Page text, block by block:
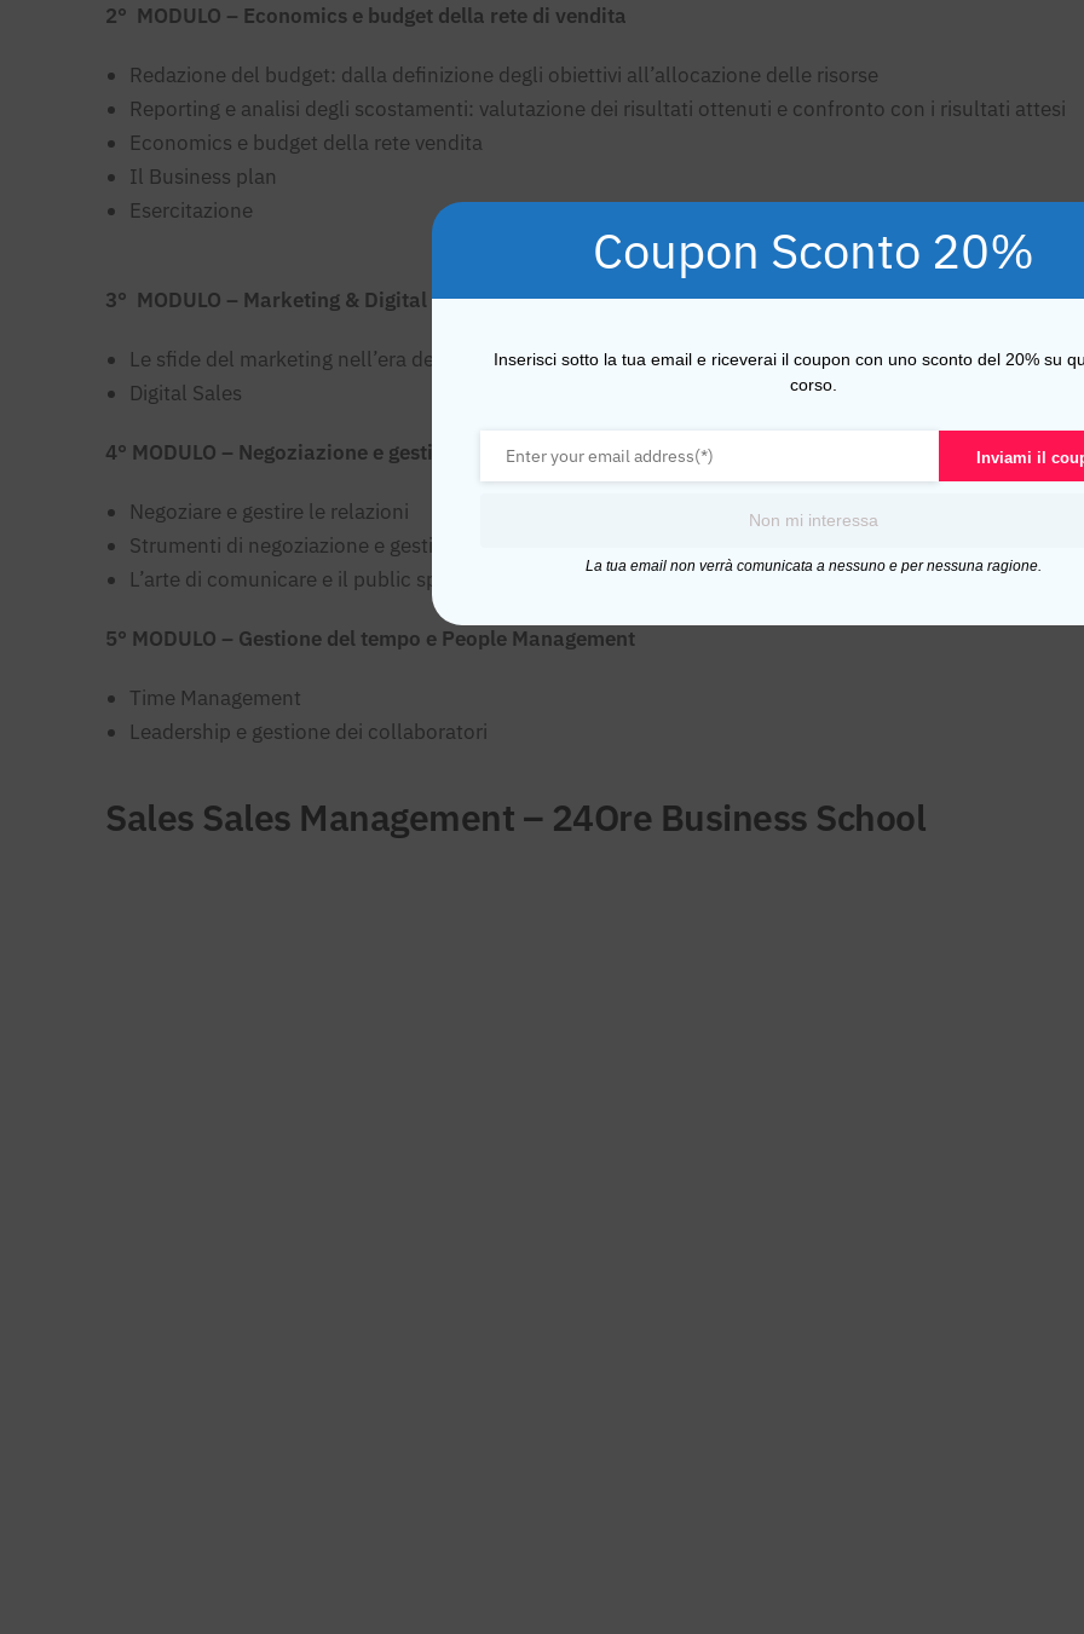
2° MODULO – Economics e budget della rete di vendita
Redazione del budget: dalla definizione degli obiettivi all’allocazione delle risorse
Reporting e analisi degli scostamenti: valutazione dei risultati ottenuti e confronto con i risultati attesi
Economics e budget della rete vendita
Il Business plan
Esercitazione
3° MODULO – Marketing & Digital Sales
Le sfide del marketing nell’era della trasformazione digitale
Digital Sales
4° MODULO – Negoziazione e gestione della relazione
Negoziare e gestire le relazioni
Strumenti di negoziazione e gestione della relazione
L’arte di comunicare e il public speaking
5° MODULO – Gestione del tempo e People Management
Time Management
Leadership e gestione dei collaboratori
Sales Sales Management – 24Ore Business School
Coupon Sconto 20%
Inserisci sotto la tua email e riceverai il coupon con uno sconto del 20% su
corso.
Inviami il
Non mi interessa
La tua email non verrà comunicata a nessuno e per nessuna ragione.